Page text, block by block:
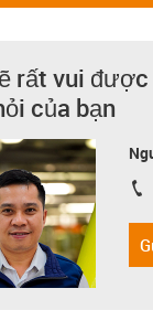
rất vui
của bạn